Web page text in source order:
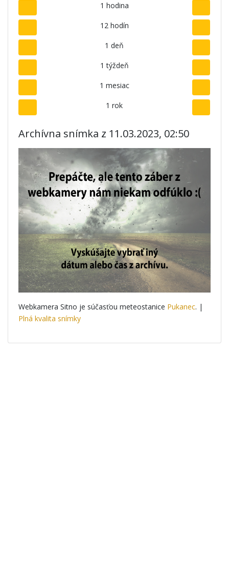
1 hodina
12 hodín
1 deň
1 týždeň
1 mesiac
1 rok
Archívna snímka z 11.03.2023, 02:50
Webkamera Sitno je súčasťou meteostanice Pukanec. |
Plná kvalita snímky